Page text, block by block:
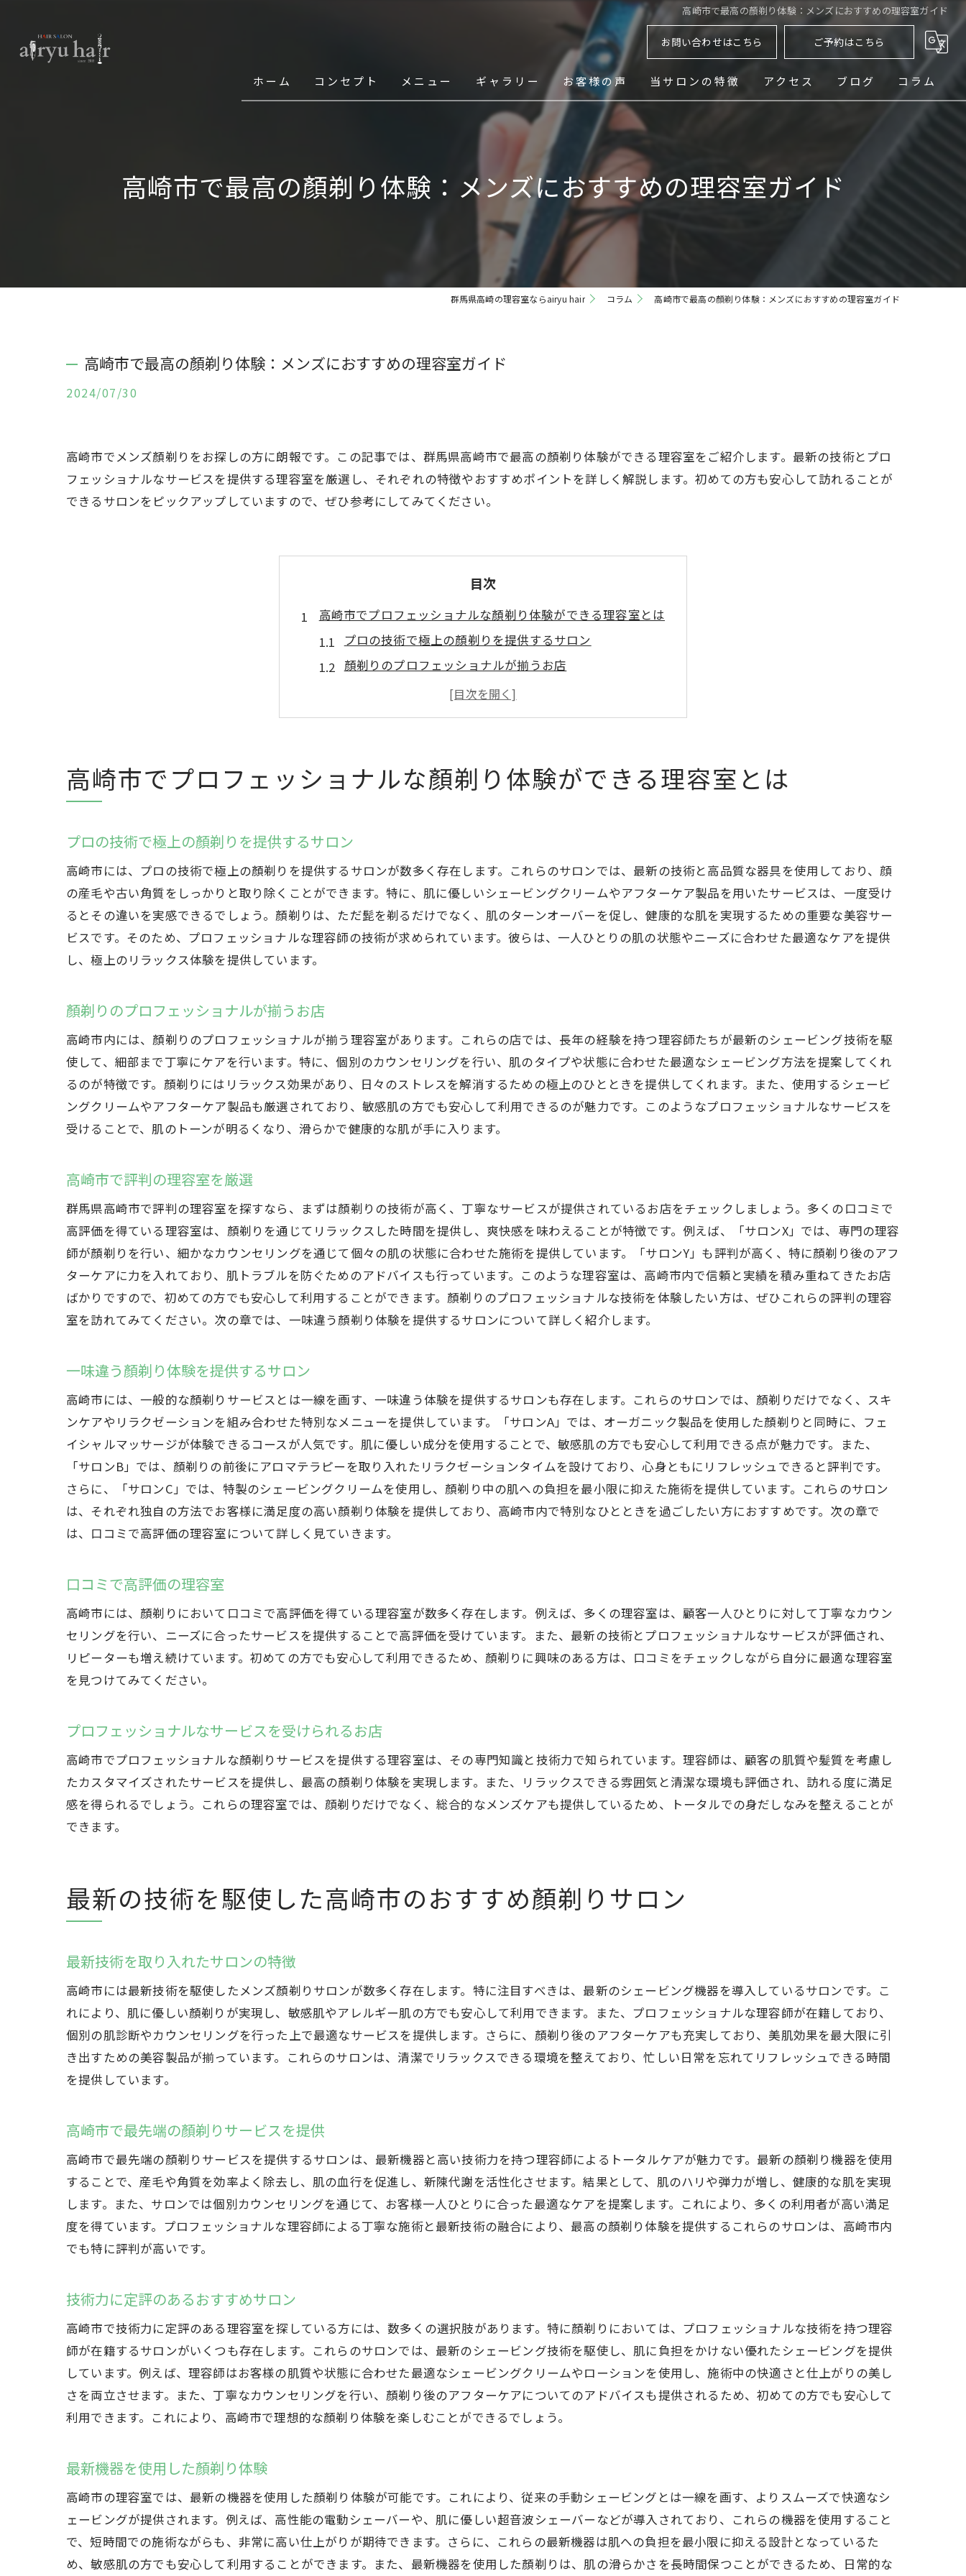
高崎市で最高の顏剃り体験：メンズにおすすめの理容室ガイド
お問い合わせはこちら ご予約はこちら
ホーム コンセプト メニュー ギャラリー お客様の声 当サロンの特徴
メンズ
アクセス ブログ コラム
高崎市で最高の顏剃り体験：メンズにおすすめの理容室ガイド
群馬県高崎の理容室ならairyu hair コラム 高崎市で最高の顏剃り体験：メンズにおすすめの理容室ガイド
高崎市で最高の顏剃り体験：メンズにおすすめの理容室ガイド
2024/07/30
高崎市でメンズ顏剃りをお探しの方に朗報です。この記事では、群馬県高崎市で最高の顏剃り体験ができる理容室をご紹介します。最新の技術とプロ
フェッショナルなサービスを提供する理容室を厳選し、それぞれの特徴やおすすめポイントを詳しく解説します。初めての方も安心して訪れることが
できるサロンをピックアップしていますので、ぜひ参考にしてみてください。
目次
高崎市でプロフェッショナルな顏剃り体験ができる理容室とは
プロの技術で極上の顏剃りを提供するサロン
顏剃りのプロフェッショナルが揃うお店
高崎市で評判の理容室を厳選
一味違う顏剃り体験を提供するサロン
プロフェッショナルなサービスを受けられるお店
最新の技術を駆使した高崎市のおすすめ顏剃りサロン
高崎市で最先端の顏剃りサービスを提供
技術力に定評のあるおすすめサロン
最新機器を使用した顏剃り体験
進化した顏剃り技術を楽しめるお店
最新のシェービング技術を駆使したサロン
リラックス重視の顏剃りサロン
ストレス解消に効果的な顏剃り
リラックスできる雰囲気の理容室
疲れを癒す顏剃り体験
高崎市で初めての顏剃り体験
優しい対応のサロンを紹介
初めての方へのおすすめサロン
安心して訪れることができる理容室
高崎市で美肌を手に入れるための顏剃りサロンガイド
高崎市で美肌を目指す顏剃り体験
美肌ケアに特化したサロン
顏剃りと美肌の関係
美肌を手に入れるための顏剃りサロン
プロの技術で極上の顏剃り体験を提供する高崎市のサロン
極上の顏剃りを提供するプロの技
技術が自慢のサロン特集
プロの技が光る顏剃りサロン
敏感肌対応のサロン選び
肌に優しい理容室を紹介
敏感肌の方が安心して通えるサロン
高崎市で顏剃りメニューが豊富な理容室
幅広い顏剃りサービスがある理容室
高崎市でプロフェッショナルな顏剃り体験ができる理容室とは
プロの技術で極上の顏剃りを提供するサロン
高崎市には、プロの技術で極上の顏剃りを提供するサロンが数多く存在します。これらのサロンでは、最新の技術と高品質な器具を使用しており、顔
の産毛や古い角質をしっかりと取り除くことができます。特に、肌に優しいシェービングクリームやアフターケア製品を用いたサービスは、一度受け
るとその違いを実感できるでしょう。顏剃りは、ただ髭を剃るだけでなく、肌のターンオーバーを促し、健康的な肌を実現するための重要な美容サー
ビスです。そのため、プロフェッショナルな理容師の技術が求められています。彼らは、一人ひとりの肌の状態やニーズに合わせた最適なケアを提供
し、極上のリラックス体験を提供しています。
顏剃りのプロフェッショナルが揃うお店
高崎市内には、顏剃りのプロフェッショナルが揃う理容室があります。これらの店では、長年の経験を持つ理容師たちが最新のシェービング技術を駆
使して、細部まで丁寧にケアを行います。特に、個別のカウンセリングを行い、肌のタイプや状態に合わせた最適なシェービング方法を提案してくれ
るのが特徴です。顏剃りにはリラックス効果があり、日々のストレスを解消するための極上のひとときを提供してくれます。また、使用するシェービ
ングクリームやアフターケア製品も厳選されており、敏感肌の方でも安心して利用できるのが魅力です。このようなプロフェッショナルなサービスを
受けることで、肌のトーンが明るくなり、滑らかで健康的な肌が手に入ります。
高崎市で評判の理容室を厳選
群馬県高崎市で評判の理容室を探すなら、まずは顏剃りの技術が高く、丁寧なサービスが提供されているお店をチェックしましょう。多くの口コミで
高評価を得ている理容室は、顏剃りを通じてリラックスした時間を提供し、爽快感を味わえることが特徴です。例えば、「サロンX」では、専門の理容
師が顏剃りを行い、細かなカウンセリングを通じて個々の肌の状態に合わせた施術を提供しています。「サロンY」も評判が高く、特に顏剃り後のアフ
ターケアに力を入れており、肌トラブルを防ぐためのアドバイスも行っています。このような理容室は、高崎市内で信頼と実績を積み重ねてきたお店
ばかりですので、初めての方でも安心して利用することができます。顏剃りのプロフェッショナルな技術を体験したい方は、ぜひこれらの評判の理容
室を訪れてみてください。次の章では、一味違う顏剃り体験を提供するサロンについて詳しく紹介します。
一味違う顏剃り体験を提供するサロン
高崎市には、一般的な顏剃りサービスとは一線を画す、一味違う体験を提供するサロンも存在します。これらのサロンでは、顏剃りだけでなく、スキ
ンケアやリラクゼーションを組み合わせた特別なメニューを提供しています。「サロンA」では、オーガニック製品を使用した顏剃りと同時に、フェ
イシャルマッサージが体験できるコースが人気です。肌に優しい成分を使用することで、敏感肌の方でも安心して利用できる点が魅力です。また、
「サロンB」では、顏剃りの前後にアロマテラピーを取り入れたリラクゼーションタイムを設けており、心身ともにリフレッシュできると評判です。
さらに、「サロンC」では、特製のシェービングクリームを使用し、顏剃り中の肌への負担を最小限に抑えた施術を提供しています。これらのサロン
は、それぞれ独自の方法でお客様に満足度の高い顏剃り体験を提供しており、高崎市内で特別なひとときを過ごしたい方におすすめです。次の章で
は、口コミで高評価の理容室について詳しく見ていきます。
口コミで高評価の理容室
高崎市には、顏剃りにおいて口コミで高評価を得ている理容室が数多く存在します。例えば、多くの理容室は、顧客一人ひとりに対して丁寧なカウン
セリングを行い、ニーズに合ったサービスを提供することで高評価を受けています。また、最新の技術とプロフェッショナルなサービスが評価され、
リピーターも増え続けています。初めての方でも安心して利用できるため、顏剃りに興味のある方は、口コミをチェックしながら自分に最適な理容室
を見つけてみてください。
プロフェッショナルなサービスを受けられるお店
高崎市でプロフェッショナルな顏剃りサービスを提供する理容室は、その専門知識と技術力で知られています。理容師は、顧客の肌質や髪質を考慮し
たカスタマイズされたサービスを提供し、最高の顏剃り体験を実現します。また、リラックスできる雰囲気と清潔な環境も評価され、訪れる度に満足
感を得られるでしょう。これらの理容室では、顔剃りだけでなく、総合的なメンズケアも提供しているため、トータルでの身だしなみを整えることが
できます。
最新の技術を駆使した高崎市のおすすめ顏剃りサロン
最新技術を取り入れたサロンの特徴
高崎市には最新技術を駆使したメンズ顏剃りサロンが数多く存在します。特に注目すべきは、最新のシェービング機器を導入しているサロンです。こ
れにより、肌に優しい顏剃りが実現し、敏感肌やアレルギー肌の方でも安心して利用できます。また、プロフェッショナルな理容師が在籍しており、
個別の肌診断やカウンセリングを行った上で最適なサービスを提供します。さらに、顏剃り後のアフターケアも充実しており、美肌効果を最大限に引
き出すための美容製品が揃っています。これらのサロンは、清潔でリラックスできる環境を整えており、忙しい日常を忘れてリフレッシュできる時間
を提供しています。
高崎市で最先端の顏剃りサービスを提供
高崎市で最先端の顏剃りサービスを提供するサロンは、最新機器と高い技術力を持つ理容師によるトータルケアが魅力です。最新の顏剃り機器を使用
することで、産毛や角質を効率よく除去し、肌の血行を促進し、新陳代謝を活性化させます。結果として、肌のハリや弾力が増し、健康的な肌を実現
します。また、サロンでは個別カウンセリングを通じて、お客様一人ひとりに合った最適なケアを提案します。これにより、多くの利用者が高い満足
度を得ています。プロフェッショナルな理容師による丁寧な施術と最新技術の融合により、最高の顏剃り体験を提供するこれらのサロンは、高崎市内
でも特に評判が高いです。
技術力に定評のあるおすすめサロン
高崎市で技術力に定評のある理容室を探している方には、数多くの選択肢があります。特に顏剃りにおいては、プロフェッショナルな技術を持つ理容
師が在籍するサロンがいくつも存在します。これらのサロンでは、最新のシェービング技術を駆使し、肌に負担をかけない優れたシェービングを提供
しています。例えば、理容師はお客様の肌質や状態に合わせた最適なシェービングクリームやローションを使用し、施術中の快適さと仕上がりの美し
さを両立させます。また、丁寧なカウンセリングを行い、顏剃り後のアフターケアについてのアドバイスも提供されるため、初めての方でも安心して
利用できます。これにより、高崎市で理想的な顏剃り体験を楽しむことができるでしょう。
最新機器を使用した顏剃り体験
高崎市の理容室では、最新の機器を使用した顏剃り体験が可能です。これにより、従来の手動シェービングとは一線を画す、よりスムーズで快適なシ
ェービングが提供されます。例えば、高性能の電動シェーバーや、肌に優しい超音波シェーバーなどが導入されており、これらの機器を使用すること
で、短時間での施術ながらも、非常に高い仕上がりが期待できます。さらに、これらの最新機器は肌への負担を最小限に抑える設計となっているた
め、敏感肌の方でも安心して利用することができます。また、最新機器を使用した顏剃りは、肌の滑らかさを長時間保つことができるため、日常的な